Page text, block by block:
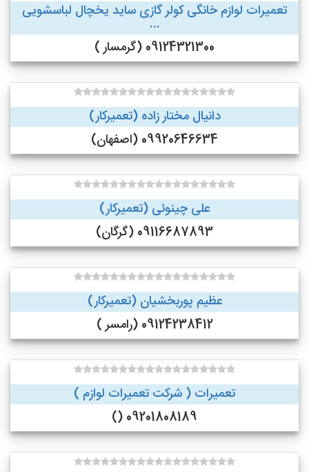
تعمیرات لوازم خانگی کولر گازی ساید یخچال لباسشویی
...
09124321300 (گرمسار )
دانیال مختار زاده (تعمیرکار)
09920646634 (اصفهان)
علی چینوئی (تعمیرکار)
09116687893 (گرگان)
عظیم پوربخشیان (تعمیرکار)
09124238412 (رامسر )
تعمیرات ( شرکت تعمیرات لوازم )
09201808189 ()